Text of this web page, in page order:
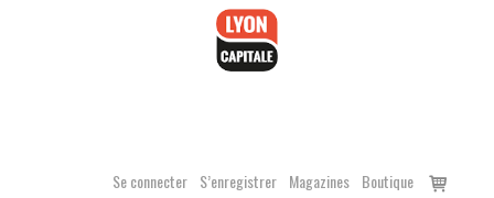
Se connecter S’enregistrer Magazines Boutique
Voir